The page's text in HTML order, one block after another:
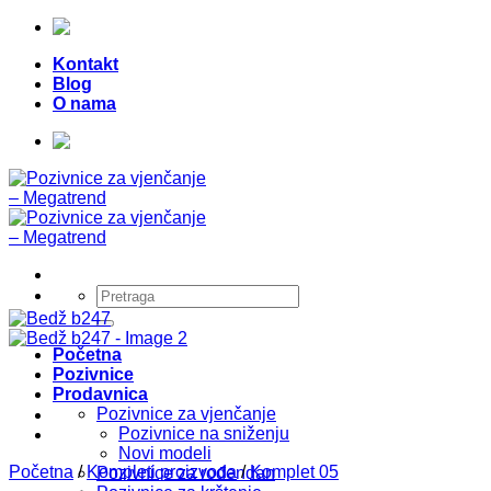
Skip
contentKontakt
Blog
O nama
Pretraži:
Početna
Pozivnice
Prodavnica
Pozivnice za vjenčanje
Pozivnice na sniženju
Novi modeli
Pozivnice za rođendan
Početna / Kompleti proizvoda / Komplet 05